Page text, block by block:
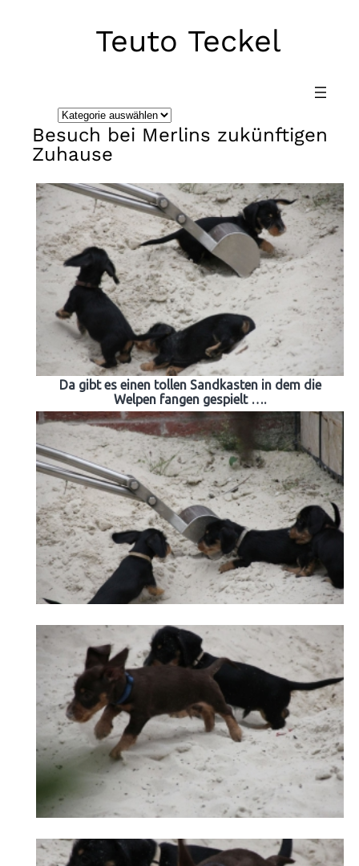
Teuto Teckel
K
a
t
o
r
i
e
n
Besuch bei Merlins zukünftigen
Zuhause
Da gibt es einen tollen Sandkasten in dem die
Welpen fangen gespielt ….